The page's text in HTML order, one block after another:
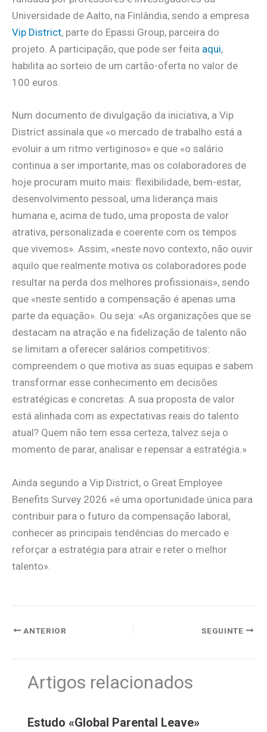
Universidade de Aalto, na Finlândia, sendo a empresa
Vip District, parte do Epassi Group, parceira do
projeto. A participação, que pode ser feita aqui,
habilita ao sorteio de um cartão-oferta no valor de
100 euros.
Num documento de divulgação da iniciativa, a Vip
District assinala que «o mercado de trabalho está a
evoluir a um ritmo vertiginoso» e que «o salário
continua a ser importante, mas os colaboradores de
hoje procuram muito mais: flexibilidade, bem-estar,
desenvolvimento pessoal, uma liderança mais
humana e, acima de tudo, uma proposta de valor
atrativa, personalizada e coerente com os tempos
que vivemos». Assim, «neste novo contexto, não ouvir
aquilo que realmente motiva os colaboradores pode
resultar na perda dos melhores profissionais», sendo
que «neste sentido a compensação é apenas uma
parte da equação». Ou seja: «As organizações que se
destacam na atração e na fidelização de talento não
se limitam a oferecer salários competitivos:
compreendem o que motiva as suas equipas e sabem
transformar esse conhecimento em decisões
estratégicas e concretas. A sua proposta de valor
está alinhada com as expectativas reais do talento
atual? Quem não tem essa certeza, talvez seja o
momento de parar, analisar e repensar a estratégia.»
Ainda segundo a Vip District, o Great Employee
Benefits Survey 2026 «é uma oportunidade única para
contribuir para o futuro da compensação laboral,
conhecer as principais tendências do mercado e
reforçar a estratégia para atrair e reter o melhor
talento».
ANTERIOR SEGUINTE
Artigos relacionados
Estudo «Global Parental Leave»